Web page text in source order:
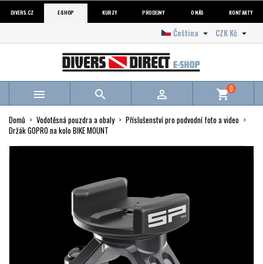
DIVERS.CZ E-SHOP KURZY PRODEJNY O NÁS KONTAKTY
CZK Kč 
Čeština 
   shopping_cart0
Domů Vodotěsná pouzdra a obaly
Příslušenství pro podvodní foto a video
Držák GOPRO na kolo BIKE MOUNT